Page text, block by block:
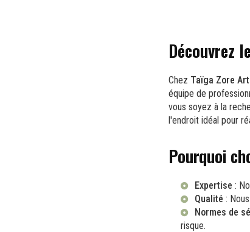
Découvrez
Chez Taïga Zore
équipe de
vous soyez à la
l'endroit idéal pour
Pourquoi
Expertise :
Qualité :
Normes de
risque.